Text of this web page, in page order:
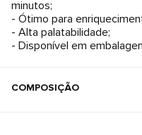
minutos;
- Ótimo para
- Alta palatabilidade;
- Disponível em
COMPOSIÇÃO